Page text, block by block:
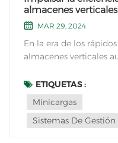
almacenes
MAR 29, 2024
En la era de los
almacenes verticales
la logística y la gestión
muchas innovaciones,
revolucionado la forma
ETIQUETAS :
Minicargas
Sistemas De